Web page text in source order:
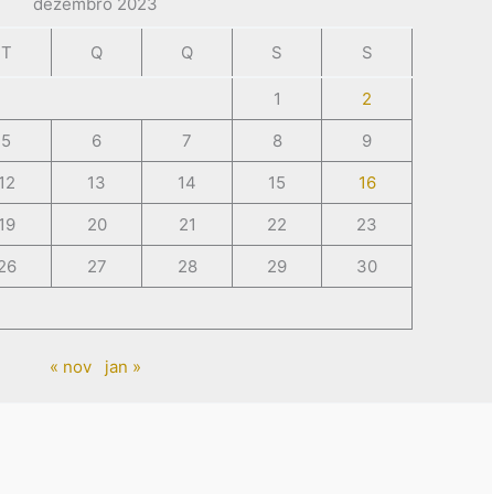
T Q Q S S
1
2
5 6 7 8
9
12 13 14 15
16
19 20 21 22
23
27 28 29
30
« nov jan »